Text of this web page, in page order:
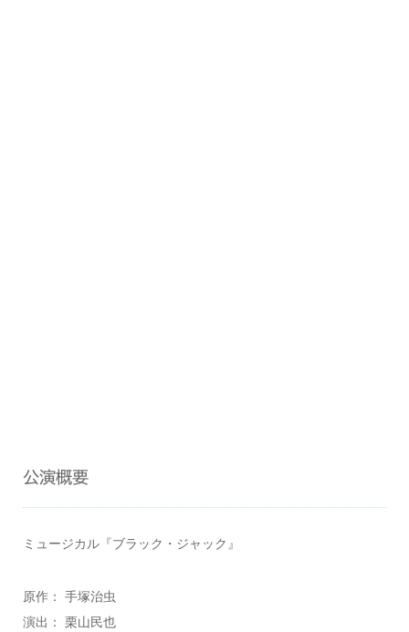
公演概要
ミュージカル『ブラック・ジャック』
原作： 手塚治虫
演出： 栗山民也